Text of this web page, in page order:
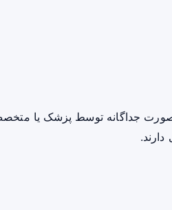
جداگانه توسط پزشک یا